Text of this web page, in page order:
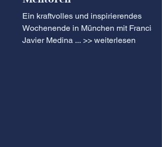
Ein kraftvolles und inspirierendes
Wochenende in München mit Francisco
Javier Medina ... >> weiterlesen